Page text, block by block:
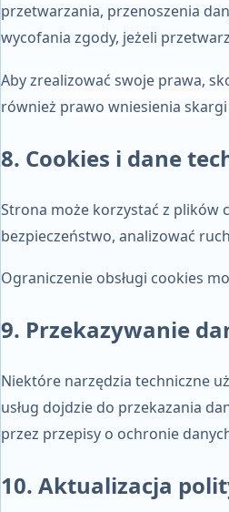
przetwarzania, przenoszenia
wycofania zgody, jeżeli
Aby zrealizować swoje prawa,
również prawo wniesienia
8. Cookies i dane
Strona może korzystać z plików
bezpieczeństwo, analizować
Ograniczenie obsługi cookies
9. Przekazywanie
Niektóre narzędzia techniczne
usług dojdzie do przekazania
przez przepisy o ochronie
10. Aktualizacja